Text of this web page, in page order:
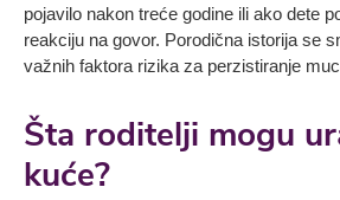
pojavilo nakon treće godine ili ako dete
reakciju na govor. Porodična istorija se
važnih faktora rizika za perzistiranje
Šta roditelji mogu
kuće?